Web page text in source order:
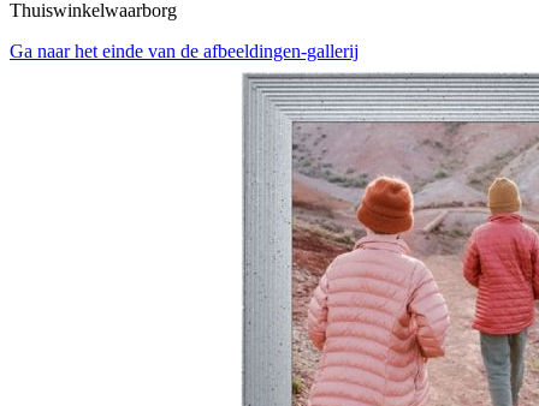
Thuiswinkelwaarborg
Ga naar het einde van de afbeeldingen-gallerij